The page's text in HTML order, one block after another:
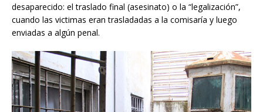
desaparecido: el traslado final (asesinato) o la “legalización”,
cuando las victimas eran trasladadas a la comisaría y luego
enviadas a algún penal.